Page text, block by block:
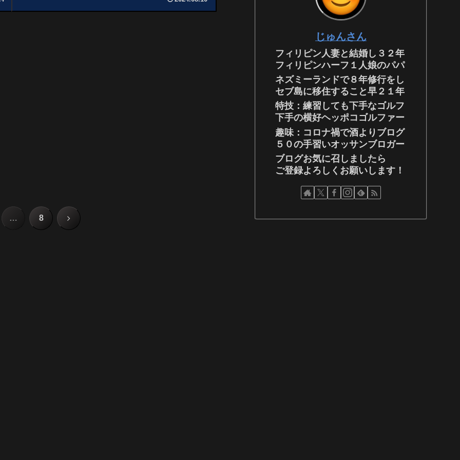
… 8 次
じゅんさん
フィリピン人妻と結婚し３２年
フィリピンハーフ１人娘のパパ
ネズミーランドで８年修行をし
セブ島に移住すること早２１年
特技：練習しても下手なゴルフ
下手の横好ヘッポコゴルファー
趣味：コロナ禍で酒よりブログ
５０の手習いオッサンブロガー
ブログお気に召しましたら
ご登録よろしくお願いします！